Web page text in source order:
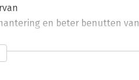
en beter benutten van
te verhelderen